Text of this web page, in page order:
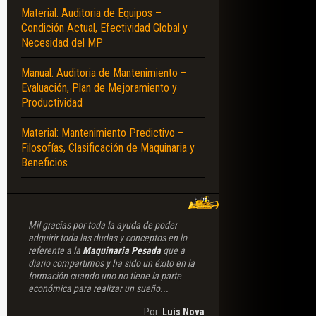
Material: Auditoria de Equipos –
Condición Actual, Efectividad Global y
Necesidad del MP
Manual: Auditoria de Mantenimiento –
Evaluación, Plan de Mejoramiento y
Productividad
Material: Mantenimiento Predictivo –
Filosofías, Clasificación de Maquinaria y
Beneficios
Mil gracias por toda la ayuda de poder
adquirir toda las dudas y conceptos en lo
referente a la Maquinaria Pesadaque a
diario compartimos y ha sido un éxito en la
formación cuando uno no tiene la parte
económica para realizar un sueño...
Por: Luis Nova